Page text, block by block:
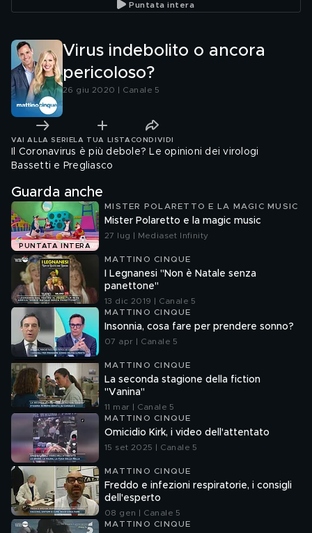
Puntata intera
Virus indebolito o ancora
pericoloso?
26 giu 2020 | Canale 5
VAI ALLA SERIE LA TUA LISTA CONDIVIDI
Il Coronavirus è più debole? Le opinioni dei virologi
Bassetti e Pregliasco
Guarda anche
PUNTATA INTERA
MISTER POLARETTO E LA MAGIC MUSIC
Mister Polaretto e la magic music
27 lug | Mediaset Infinity
MATTINO CINQUE
I Legnanesi "Non è Natale senza
panettone"
13 dic 2019 | Canale 5
MATTINO CINQUE
Insonnia, cosa fare per prendere sonno?
07 apr | Canale 5
MATTINO CINQUE
La seconda stagione della fiction
"Vanina"
11 mar | Canale 5
MATTINO CINQUE
Omicidio Kirk, i video dell'attentato
15 set 2025 | Canale 5
MATTINO CINQUE
Freddo e infezioni respiratorie, i consigli
dell'esperto
08 gen | Canale 5
MATTINO CINQUE